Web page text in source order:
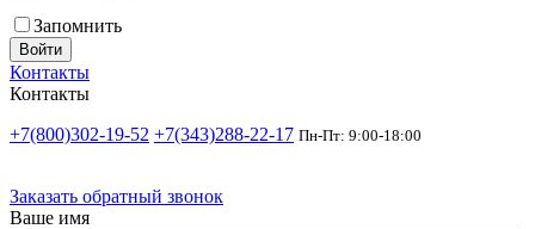
Запомнить
Войти
Контакты
Контакты
+7(800)302-19-52 +7(343)288-22-17 Пн-Пт: 9:00-18:00
Заказать обратный звонок
Ваше имя